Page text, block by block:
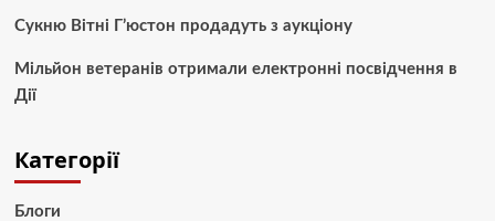
Сукню Вітні Г’юстон продадуть з аукціону
Мільйон ветеранів отримали електронні посвідчення в
Дії
Категорії
Блоги